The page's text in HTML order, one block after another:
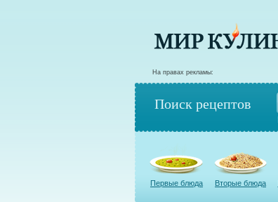
На правах рекламы:
Поиск рецептов
Первые блюда Вторые блюда